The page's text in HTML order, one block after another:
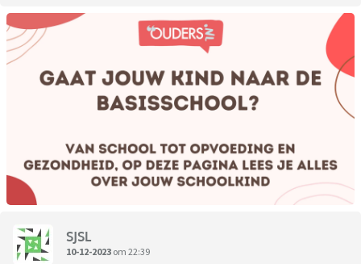
SJSL
10-12-2023 om 22:39